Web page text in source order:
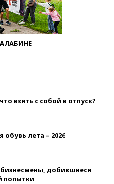
взять с собой в отпуск?
лета – 2026
добившиеся
попытки